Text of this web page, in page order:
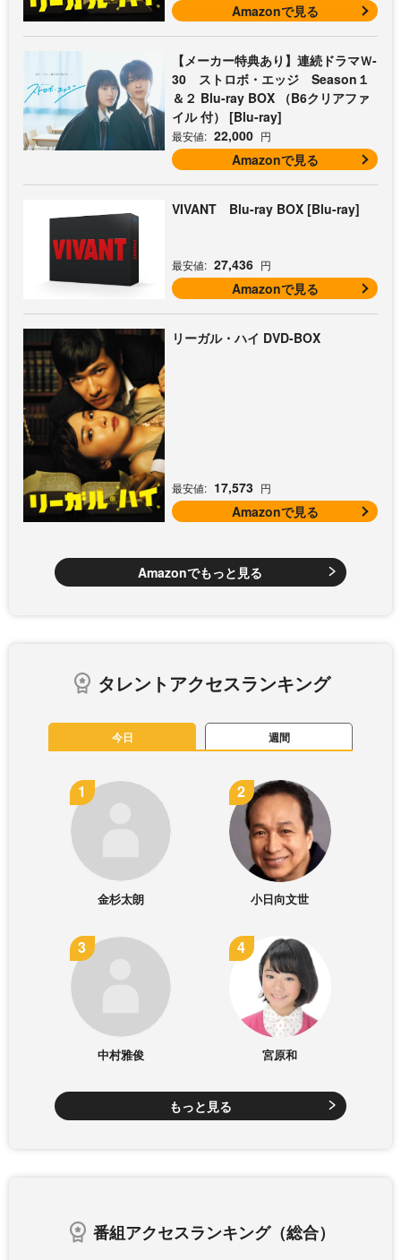
Amazonで見る
【メーカー特典あり】連続ドラマＷ-
30 ストロボ・エッジ Season１
＆２ Blu-ray BOX （B6クリアファ
イル 付） [Blu-ray]
最安値: 22,000 円
Amazonで見る
VIVANT Blu-ray BOX [Blu-ray]
最安値: 27,436 円
Amazonで見る
リーガル・ハイ DVD-BOX
最安値: 17,573 円
Amazonで見る
Amazonでもっと見る
タレントアクセスランキング
今日 週間
金杉太朗 小日向文世
中村雅俊 宮原和
もっと見る
番組アクセスランキング（総合）